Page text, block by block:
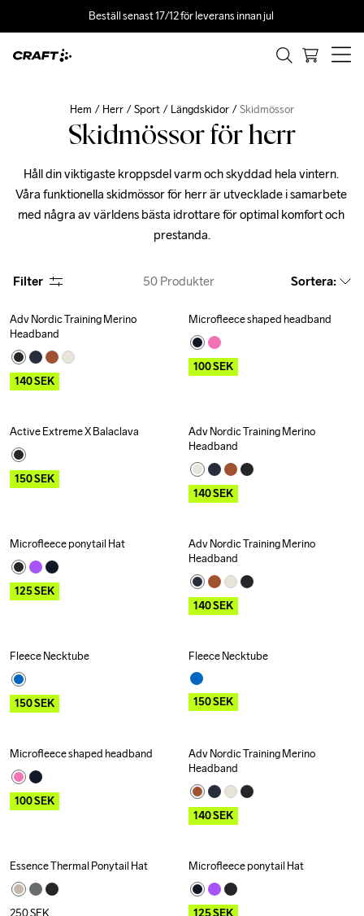
Beställ senast 17/12 för leverans innan jul
Hem Herr Sport Längdskidor Skidmössor
Skidmössor för herr
Håll din viktigaste kroppsdel varm och skyddad hela vintern.
Våra funktionella skidmössor för herr är utvecklade i samarbete
med några av världens bästa idrottare för optimal komfort och
prestanda.
Filter 50 Produkter Sortera:
Outlet
Adv Nordic Training Merino
Headband
140SEK
Outlet
Microfleece shaped headband
100SEK
Outlet Recycled
Active Extreme X Balaclava
150SEK
Outlet
Adv Nordic Training Merino
Headband
140SEK
Outlet
Microfleece ponytail Hat
125SEK
Outlet
Adv Nordic Training Merino
Headband
140SEK
Outlet
Fleece Necktube
150SEK
Outlet
Fleece Necktube
150SEK
Outlet
Microfleece shaped headband
100SEK
Outlet
Adv Nordic Training Merino
Headband
140SEK
Essence Thermal Ponytail Hat
250SEK
Outlet
Microfleece ponytail Hat
125SEK